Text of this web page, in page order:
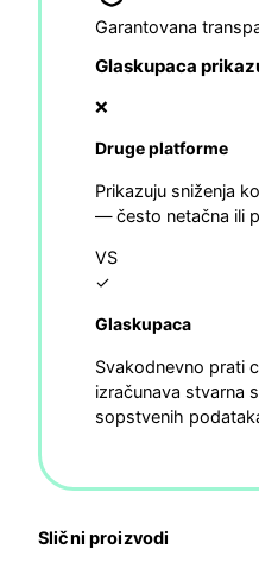
Garantovana
Glaskupaca
❌
Druge platforme
Prikazuju sniženja
— često netačna ili
VS
✓
Glaskupaca
Svakodnevno prati
izračunava stvarna
sopstvenih
Slični proizvodi